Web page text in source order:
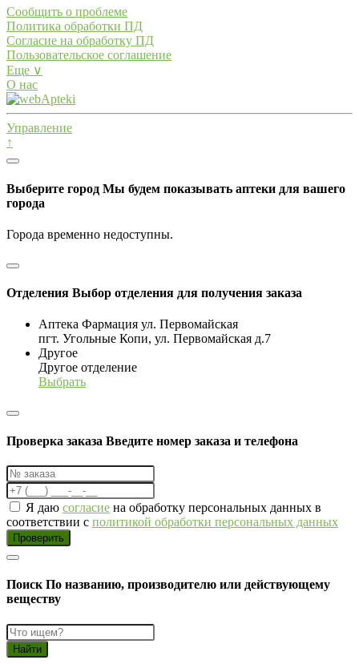
Сообщить о проблеме
Политика обработки ПД
Согласие на обработку ПД
Пользовательское соглашение
Еще ∨
О нас
Управление
↑
Выберите город Мы будем показывать аптеки для вашего
города
Города временно недоступны.
Отделения Выбор отделения для получения заказа
Аптека Фармация ул. Первомайская
пгт. Угольные Копи, ул. Первомайская д.7
Другое
Другое отделение
Выбрать
Проверка заказа Введите номер заказа и телефона
Я даю согласие на обработку персональных данных в
соответствии с политикой обработки персональных данных
Проверить
Поиск По названию, производителю или действующему
веществу
Найти